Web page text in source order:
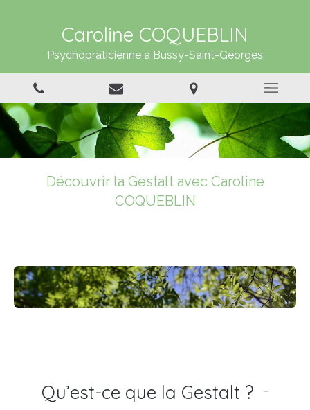
Caroline COQUEBLIN
Psychopraticienne à Bussy-Saint-Georges
Découvrir la Gestalt avec Caroline
COQUEBLIN
Qu’est-ce que la Gestalt ?